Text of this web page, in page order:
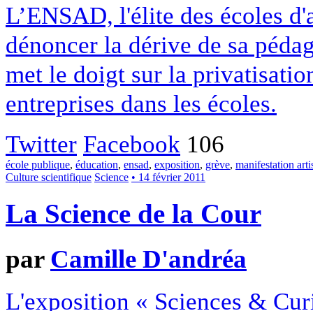
L’ENSAD, l'élite des écoles
dénoncer la dérive de sa
met le doigt sur la
entreprises dans les écoles.
Twitter Facebook 106
école publique, éducation, ensad, exposition, grève, manifestation
Culture scientifique Science • 14 février 2011
La Science de la Cour
par Camille D'andréa
L'exposition « Sciences &